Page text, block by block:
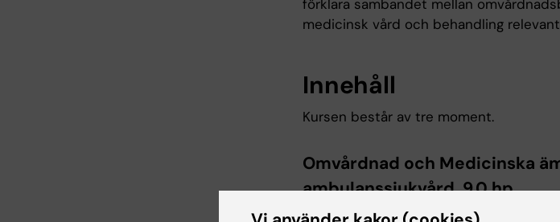
förklara sambandet mellan
medicinsk vård och behandling
Innehåll
Kursen består av tre moment.
Omvårdnad och Medicinska
ambulanssjukvård, 9.0 hp